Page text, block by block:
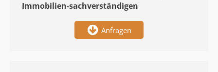
Immobilien-sachverständigen
Anfragen